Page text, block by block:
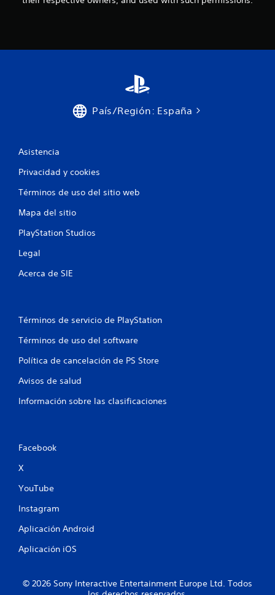
País/Región: España
Asistencia
Privacidad y cookies
Términos de uso del sitio web
Mapa del sitio
PlayStation Studios
Legal
Acerca de SIE
Términos de servicio de PlayStation
Términos de uso del software
Política de cancelación de PS Store
Avisos de salud
Información sobre las clasificaciones
Facebook
X
YouTube
Instagram
Aplicación Android
Aplicación iOS
© 2026 Sony Interactive Entertainment Europe Ltd. Todos